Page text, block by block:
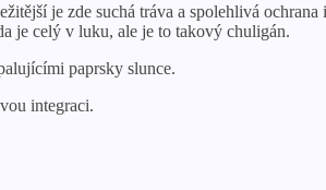
je zde suchá tráva a spolehlivá ochrana
je celý v luku, ale je to takový chuligán.
paprsky slunce.
integraci.